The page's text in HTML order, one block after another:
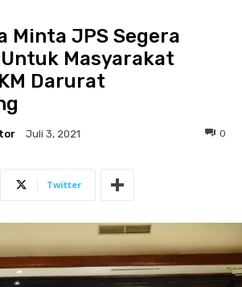
Minta JPS Segera
Masyarakat
Darurat
Juli 3, 2021 0
Twitter